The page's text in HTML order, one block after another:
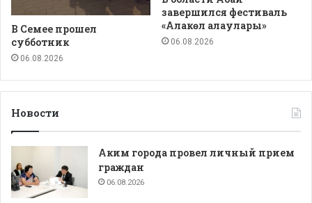
В Семее прошел
субботник
06.08.2026
завершился фестиваль
«Алакөл алаулары»
06.08.2026
Новости
Аким города провел личный прием
граждан
06.08.2026